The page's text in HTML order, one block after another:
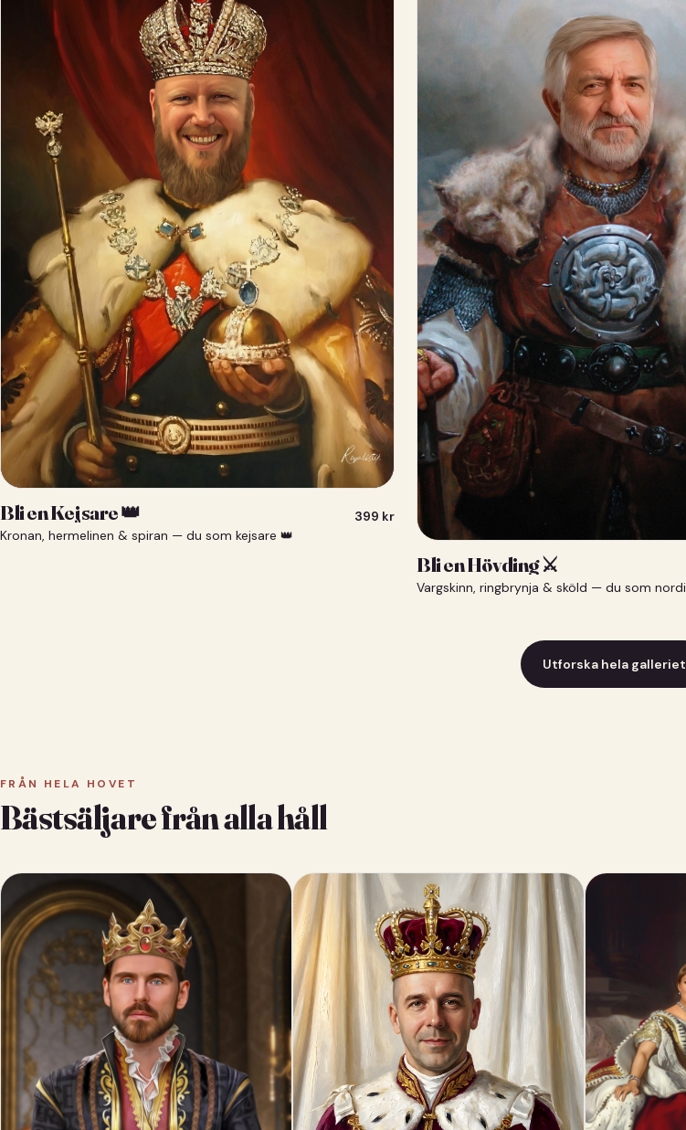
Bli en Kejsare 👑
Kronan, hermelinen & spiran — du som kejsare 👑
399 kr
Bli en Hövding ⚔️
Utforska hela galleriet
FRÅN HELA HOVET
Bästsäljare från alla håll